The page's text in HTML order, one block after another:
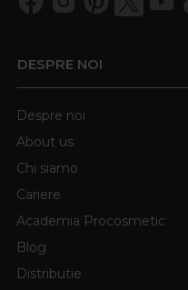
DESPRE NOI
Despre noi
About us
Chi siamo
Cariere
Academia Procosmetic
Blog
Distributie